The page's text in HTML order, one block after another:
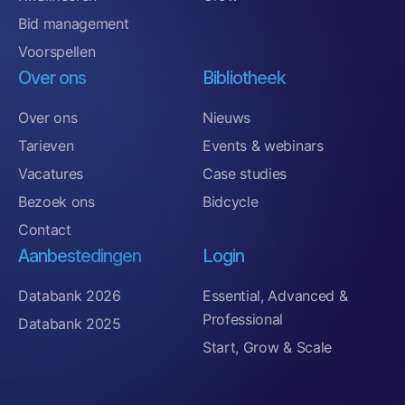
Bid management
Voorspellen
Over ons
Over ons
Tarieven
Vacatures
Bezoek ons
Contact
Bibliotheek
Nieuws
Events & webinars
Case studies
Bidcycle
Aanbestedingen
Databank 2026
Databank 2025
Login
Essential, Advanced &
Professional
Start, Grow & Scale